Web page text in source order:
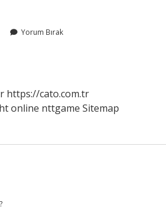
Yorum Bırak
https://cato.com.tr
online nttgame Sitemap